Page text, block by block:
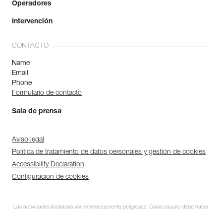
Operadores
Intervención
CONTACTO
Name
Email
Phone
Formulario de contacto
Sala de prensa
Aviso legal
Política de tratamiento de datos personales y gestión de cookies
Accessibility Declaration
Configuración de cookies
Las actividades ilustradas son intrínsecamente peligrosas. Cada usuario debe haber